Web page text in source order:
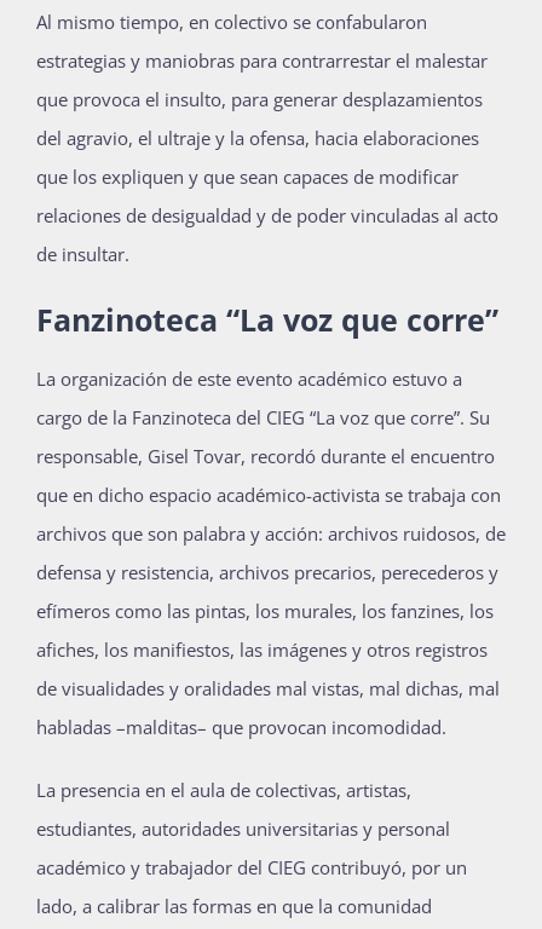
Al mismo tiempo, en colectivo se confabularon
estrategias y maniobras para contrarrestar el malestar
que provoca el insulto, para generar desplazamientos
del agravio, el ultraje y la ofensa, hacia elaboraciones
que los expliquen y que sean capaces de modificar
relaciones de desigualdad y de poder vinculadas al acto
de insultar.
Fanzinoteca “La voz que corre”
La organización de este evento académico estuvo a
cargo de la Fanzinoteca del CIEG “La voz que corre”. Su
responsable, Gisel Tovar, recordó durante el encuentro
que en dicho espacio académico-activista se trabaja con
archivos que son palabra y acción: archivos ruidosos, de
defensa y resistencia, archivos precarios, perecederos y
efímeros como las pintas, los murales, los fanzines, los
afiches, los manifiestos, las imágenes y otros registros
de visualidades y oralidades mal vistas, mal dichas, mal
habladas –malditas– que provocan incomodidad.
La presencia en el aula de colectivas, artistas,
estudiantes, autoridades universitarias y personal
académico y trabajador del CIEG contribuyó, por un
lado, a calibrar las formas en que la comunidad